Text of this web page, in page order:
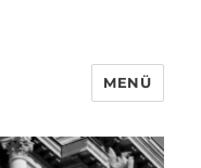
MENÜ